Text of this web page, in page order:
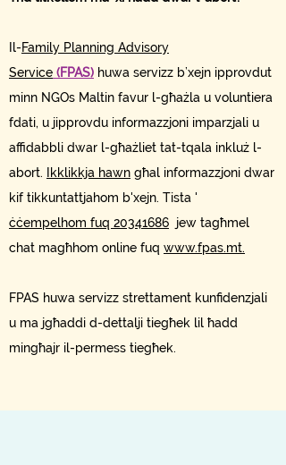
Il-Family Planning Advisory
Service (FPAS) huwa servizz b’xejn ipprovdut
minn NGOs Maltin favur l-għażla u voluntiera
fdati, u jipprovdu informazzjoni imparzjali u
affidabbli dwar l-għażliet tat-tqala inkluż l-
abort.
Ikklikkja hawn għal informazzjoni dwar
kif tikkuntattjahom b'xejn. Tista '
ċċempelhom fuq 20341686 jew tagħmel
chat magħhom online fuq www.fpas.mt.
FPAS huwa servizz strettament kunfidenzjali
u ma jgħaddi d-dettalji tiegħek lil ħadd
mingħajr il-permess tiegħek.